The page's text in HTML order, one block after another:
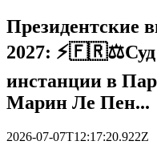
Президентские
2027: ⚡️🇫🇷⚖️Суд
инстанции в
Марин Ле Пен...
2026-07-07T12:17:20.922Z